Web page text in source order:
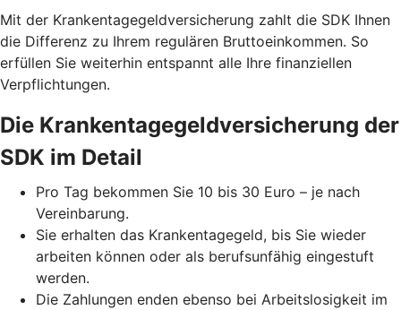
Mit der Krankentagegeldversicherung zahlt die SDK Ihnen
die Differenz zu Ihrem regulären Bruttoeinkommen. So
erfüllen Sie weiterhin entspannt alle Ihre finanziellen
Verpflichtungen.
Die Krankentagegeldversicherung der
SDK im Detail
Pro Tag bekommen Sie 10 bis 30 Euro – je nach
Vereinbarung.
Sie erhalten das Krankentagegeld, bis Sie wieder
arbeiten können oder als berufsunfähig eingestuft
werden.
Die Zahlungen enden ebenso bei Arbeitslosigkeit im